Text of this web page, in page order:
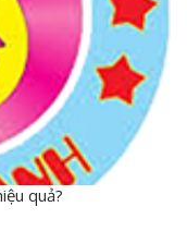
quả?